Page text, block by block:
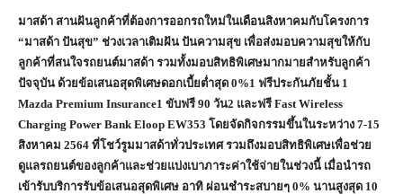
มาสด้า สานฝันลูกค้าที่ต้องการออกรถใหม่ในเดือนสิงหาคมกับโครงการ
“มาสด้า ปันสุข” ช่วงเวลาเติมฝัน ปันความสุข เพื่อส่งมอบความสุขให้กับ
ลูกค้าที่สนใจรถยนต์มาสด้า รวมทั้งมอบสิทธิพิเศษมากมายสำหรับลูกค้า
ปัจจุบัน ด้วยข้อเสนอสุดพิเศษดอกเบี้ยต่ำสุด 0%1 ฟรีประกันภัยชั้น 1
Mazda Premium Insurance1 ขับฟรี 90 วัน2 และฟรี Fast Wireless
Charging Power Bank Eloop EW353 โดยจัดกิจกรรมขึ้นในระหว่าง 7-15
สิงหาคม 2564 ที่โชว์รูมมาสด้าทั่วประเทศ รวมถึงมอบสิทธิพิเศษเพื่อช่วย
ดูแลรถยนต์ของลูกค้าและช่วยแบ่งเบาภาระค่าใช้จ่ายในช่วงนี้ เมื่อนำรถ
เข้ารับบริการรับข้อเสนอสุดพิเศษ อาทิ ผ่อนชำระสบายๆ 0% นานสูงสุด 10